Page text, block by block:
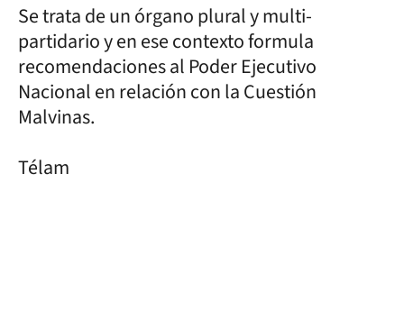
Se trata de un órgano plural y multi-
partidario y en ese contexto formula
recomendaciones al Poder Ejecutivo
Nacional en relación con la Cuestión
Malvinas.
Télam